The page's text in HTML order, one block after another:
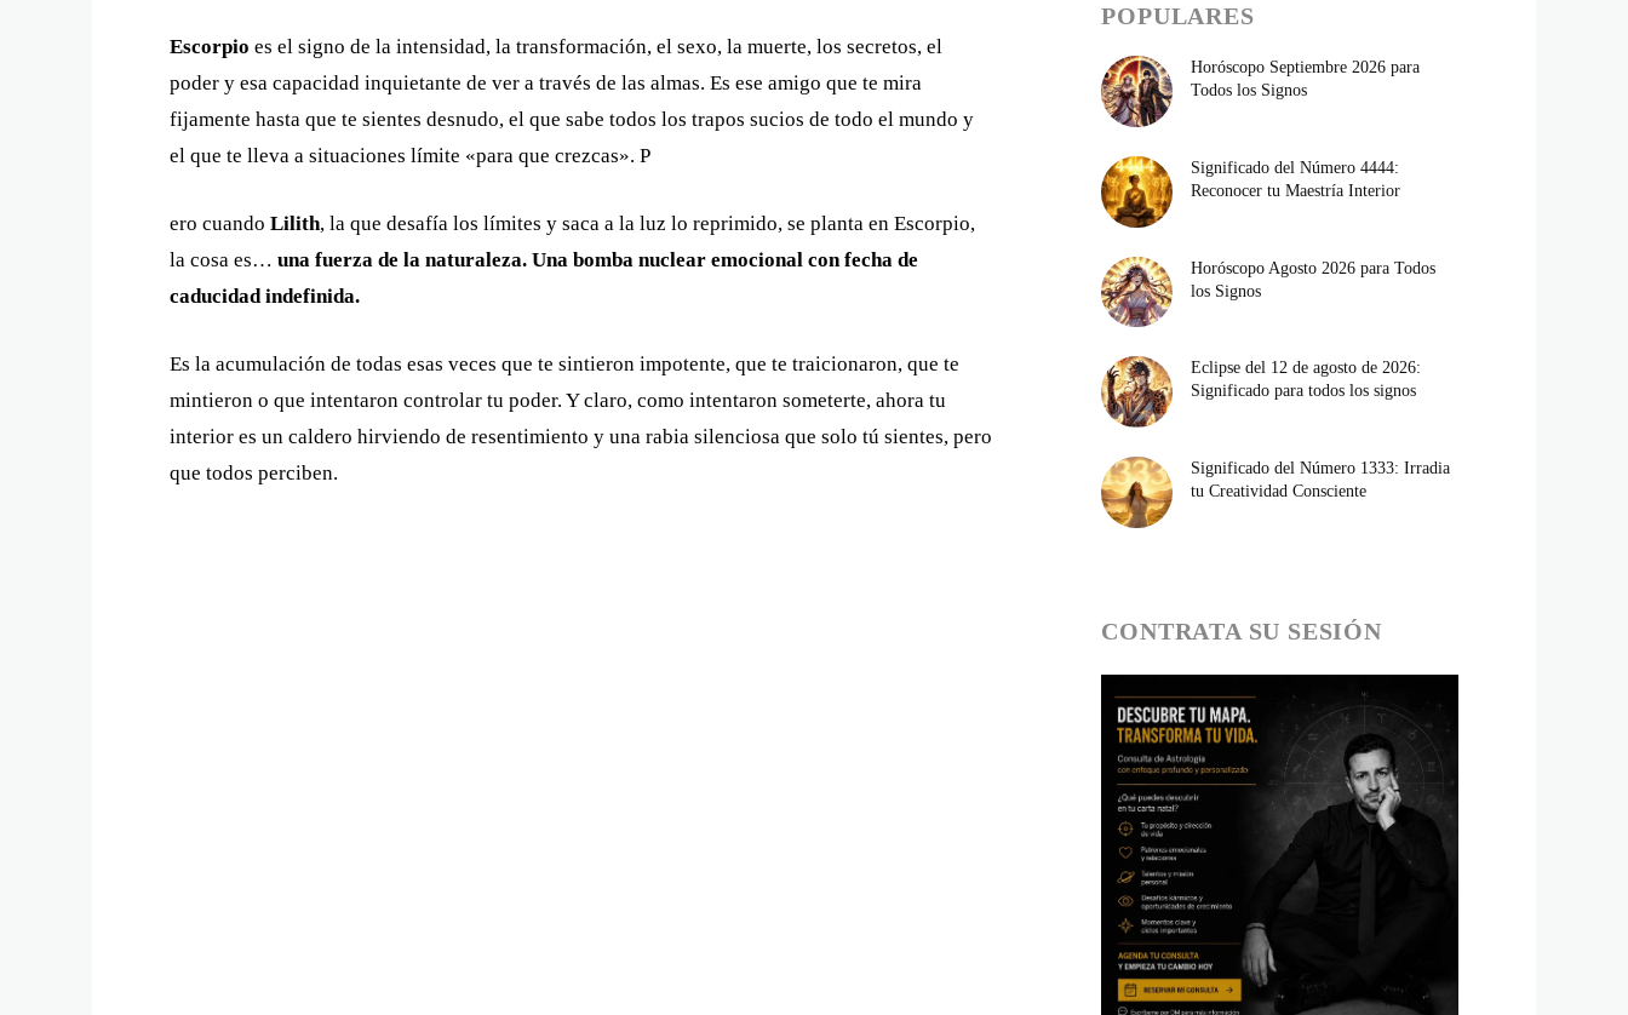
Escorpio es el signo de la intensidad, la transformación, el sexo, la muerte, los secretos, el
poder y esa capacidad inquietante de ver a través de las almas. Es ese amigo que te mira
fijamente hasta que te sientes desnudo, el que sabe todos los trapos sucios de todo el mundo y
el que te lleva a situaciones límite «para que crezcas». P
ero cuando Lilith, la que desafía los límites y saca a la luz lo reprimido, se planta en Escorpio,
la cosa es… una fuerza de la naturaleza. Una bomba nuclear emocional con fecha de
caducidad indefinida.
Es la acumulación de todas esas veces que te sintieron impotente, que te traicionaron, que te
mintieron o que intentaron controlar tu poder. Y claro, como intentaron someterte, ahora tu
interior es un caldero hirviendo de resentimiento y una rabia silenciosa que solo tú sientes, pero
que todos perciben.
POPULARES
Horóscopo Septiembre 2026 para
Todos los Signos
Significado del Número 4444:
Reconocer tu Maestría Interior
Horóscopo Agosto 2026 para Todos
los Signos
Eclipse del 12 de agosto de 2026:
Significado para todos los signos
Significado del Número 1333: Irradia
tu Creatividad Consciente
CONTRATA SU SESIÓN